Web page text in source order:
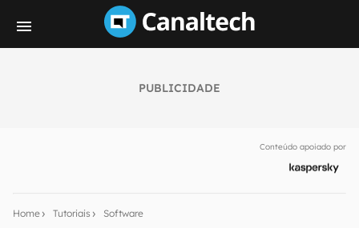
PUBLICIDADE
Conteúdo apoiado por
Home Tutoriais Software
notícias e reviews sobre tecnologia em primeira